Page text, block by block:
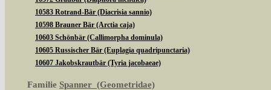
10583 Rotrand-Bär (Diacrisia sannio)
10598 Brauner Bär (Arctia caja)
10603 Schönbär (Callimorpha dominula)
10605 Russischer Bär (Euplagia quadripunctaria)
10607 Jakobskrautbär (Tyria jacobaeae)
Familie Spanner (Geometridae)